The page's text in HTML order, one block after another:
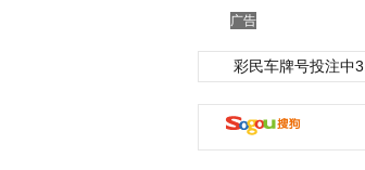
广告
彩民车牌号投注中